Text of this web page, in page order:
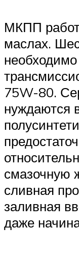
МКПП
маслах.
75W-80.
нуждаются
смазочную
сливная
заливная
даже